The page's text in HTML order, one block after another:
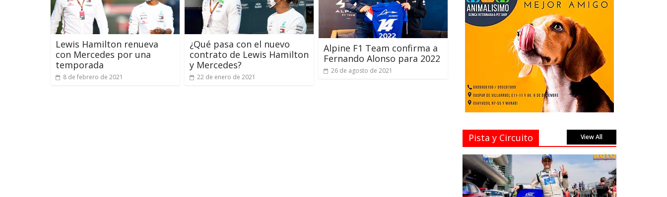
Lewis Hamilton renueva
con Mercedes por una
temporada
8 de febrero de 2021
¿Qué pasa con el nuevo
contrato de Lewis Hamilton
y Mercedes?
22 de enero de 2021
Alpine F1 Team confirma a
Fernando Alonso para 2022
26 de agosto de 2021
Pista y Circuito View All